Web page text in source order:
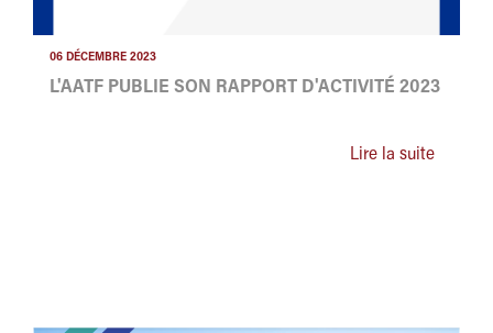
06 DÉCEMBRE 2023
L'AATF PUBLIE SON RAPPORT D'ACTIVITÉ 2023
Lire la suite